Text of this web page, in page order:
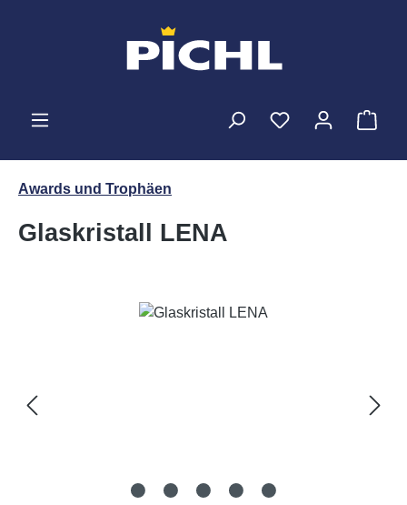
Awards und Trophäen
Glaskristall LENA
Bildergalerie überspringen